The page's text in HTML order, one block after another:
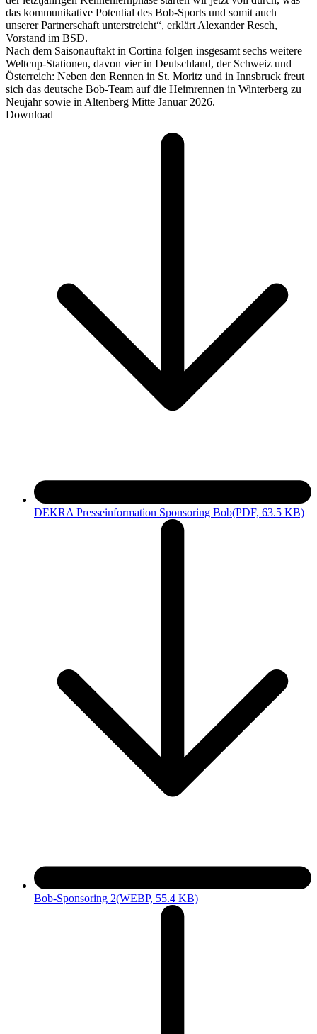
das kommunikative Potential des Bob-Sports und somit auch
unserer Partnerschaft unterstreicht“, erklärt Alexander Resch,
Vorstand im BSD.
Nach dem Saisonauftakt in Cortina folgen insgesamt sechs weitere
Weltcup-Stationen, davon vier in Deutschland, der Schweiz und
Österreich: Neben den Rennen in St. Moritz und in Innsbruck freut
sich das deutsche Bob-Team auf die Heimrennen in Winterberg zu
Neujahr sowie in Altenberg Mitte Januar 2026.
Download
DEKRA Presseinformation Sponsoring Bob(PDF, 63.5 KB)
Bob-Sponsoring 2(WEBP, 55.4 KB)